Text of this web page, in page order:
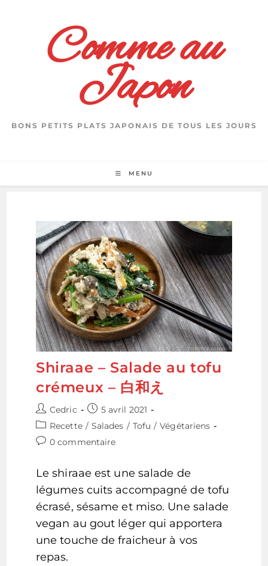
Comme au
Japon
BONS PETITS PLATS JAPONAIS DE TOUS LES JOURS
MENU
Shiraae – Salade au tofu
crémeux – 白和え
Auteur/autrice
de
la
publication :
Cedric
Publication
publiée :
5 avril 2021
Post
category:
Recette / Salades / Tofu / Végétariens
Commentaires
publication :
0 commentaire
Le shiraae est une salade de
légumes cuits accompagné de tofu
écrasé, sésame et miso. Une salade
vegan au gout léger qui apportera
une touche de fraicheur à vos
repas.